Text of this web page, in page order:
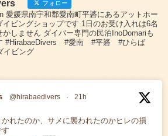
フォロー
愛媛県南宇和郡愛南町平碆にあるアットホー
イビングショップです 1日のお受け入れは6名
かしません ダイバー専門の民泊InoDomariも
#HirabaeDivers #愛南 #平碆 #ひらば
ビング
@hirabaedivers · 21h
れたのか、サメに襲われたのかヒレの損